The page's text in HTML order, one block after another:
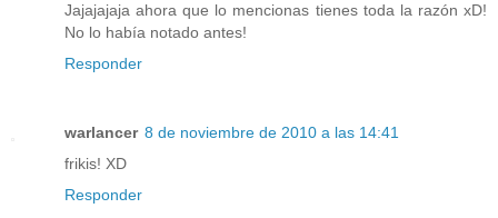
Jajajajaja ahora que lo mencionas tienes toda la razón xD!
No lo había notado antes!
Responder
warlancer 8 de noviembre de 2010 a las 14:41
frikis! XD
Responder